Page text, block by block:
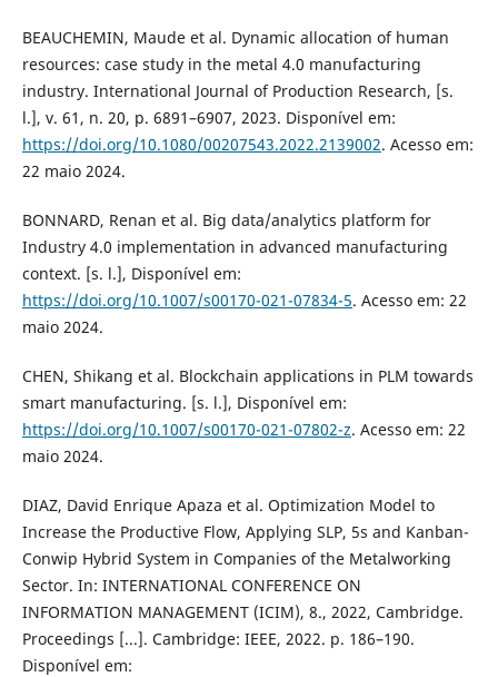
BEAUCHEMIN, Maude et al. Dynamic allocation of human
resources: case study in the metal 4.0 manufacturing
industry. International Journal of Production Research, [s.
l.], v. 61, n. 20, p. 6891–6907, 2023. Disponível em:
https://doi.org/10.1080/00207543.2022.2139002. Acesso em:
22 maio 2024.
BONNARD, Renan et al. Big data/analytics platform for
Industry 4.0 implementation in advanced manufacturing
context. [s. l.], Disponível em:
https://doi.org/10.1007/s00170-021-07834-5. Acesso em: 22
maio 2024.
CHEN, Shikang et al. Blockchain applications in PLM towards
smart manufacturing. [s. l.], Disponível em:
https://doi.org/10.1007/s00170-021-07802-z. Acesso em: 22
maio 2024.
DIAZ, David Enrique Apaza et al. Optimization Model to
Increase the Productive Flow, Applying SLP, 5s and Kanban-
Conwip Hybrid System in Companies of the Metalworking
Sector. In: INTERNATIONAL CONFERENCE ON
INFORMATION MANAGEMENT (ICIM), 8., 2022, Cambridge.
Proceedings [...]. Cambridge: IEEE, 2022. p. 186–190.
Disponível em: